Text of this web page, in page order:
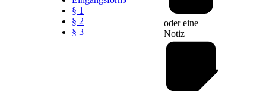
§ 1
§ 2
§ 3
oder eine
Notiz